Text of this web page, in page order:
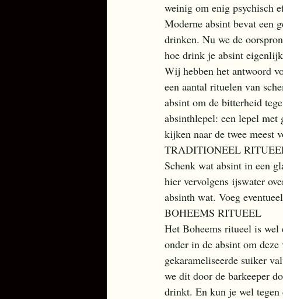
weinig om enig psychisch
Moderne absint bevat een
drinken. Nu we de
hoe drink je absint
Wij hebben het antwoord
een aantal rituelen van
absint om de bitterheid
absinthlepel: een lepel
kijken naar de twee meest
TRADITIONEEL
Schenk wat absint in een
hier vervolgens ijswater
absinth wat. Voeg
BOHEEMS RITUEEL
Het Boheems ritueel is
onder in de absint om
gekarameliseerde suiker
we dit door de barkeeper
drinkt. En kun je wel